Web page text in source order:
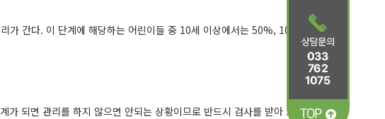
가 간다. 이 단계에 해당하는 어린이들 중 10세 이상에서는 50%, 10세이하
되면 관리를 하지 않으면 안되는 상황이므로 반드시 검사를 받아 보아야